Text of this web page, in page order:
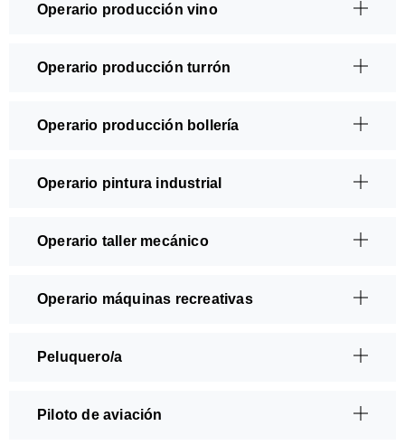
Operario producción vino
Operario producción turrón
Operario producción bollería
Operario pintura industrial
Operario taller mecánico
Operario máquinas recreativas
Peluquero/a
Piloto de aviación